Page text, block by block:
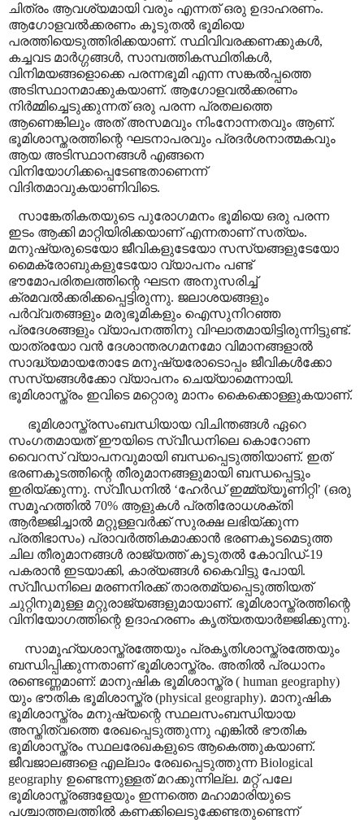
ചിത്രം ആവശ്യമായി വരും എന്നത് ഒരു ഉദാഹരണം.
ആഗോളവൽക്കരണം കൂടുതൽ ഭൂമിയെ
പരത്തിയെടുത്തിരിക്കയാണ്. സ്ഥിവിവരക്കണക്കുകൾ,
കച്ചവട മാർഗ്ഗങ്ങൾ, സാമ്പത്തികസ്ഥിതികൾ,
വിനിമയങ്ങളൊക്കെ പരന്നഭൂമി എന്ന സങ്കൽപ്പത്തെ
അടിസ്ഥാനമാക്കുകയാണ്. ആഗോളവൽക്കരണം
നിർമ്മിച്ചെടുക്കുന്നത് ഒരു പരന്ന പ്രതലത്തെ
ആണെങ്കിലും അത് അസമവും നിംനോന്നതവും ആണ്.
ഭൂമിശാസ്തരത്തിന്റെ ഘടനാപരവും പ്രദർശനാത്മകവും
ആയ അടിസ്ഥാനങ്ങൾ എങ്ങനെ
വിനിയോഗിക്കപ്പെടേണ്ടതാണെന്ന്
വിദിതമാവുകയാണിവിടെ.
സാങ്കേതികതയുടെ പുരോഗമനം ഭൂമിയെ ഒരു പരന്ന
ഇടം ആക്കി മാറ്റിയിരിക്കയാണ് എന്നതാണ് സത്യം.
മനുഷ്യരുടെയോ ജീവികളുടേയോ സസ്യങ്ങളുടേയോ
മൈക്രോബുകളുടേയോ വ്യാപനം പണ്ട്
ഭൗമോപരിതലത്തിന്റെ ഘടന അനുസരിച്ച്
ക്രമവൽക്കരിക്കപ്പെട്ടിരുന്നു. ജലാശയങ്ങളും
പർവ്വതങ്ങളും മരുഭൂമികളും ഐസുനിറഞ്ഞ
പ്രദേശങ്ങളും വ്യാപനത്തിനു വിഘാതമായിട്ടിരുന്നിട്ടുണ്ട്.
യാത്രയോ വൻ ദേശാന്തരഗമനമോ വിമാനങ്ങളാൽ
സാദ്ധ്യമായതോടേ മനുഷ്യരോടൊപ്പം ജീവികൾക്കോ
സസ്യങ്ങൾക്കോ വ്യാപനം ചെയ്യാമെന്നായി.
ഭൂമിശാസ്ത്രം ഇവിടെ മറ്റൊരു മാനം കൈക്കൊള്ളുകയാണ്.
ഭൂമിശാസ്ത്രസംബന്ധിയായ വിചിന്തങ്ങൾ ഏറെ
സംഗതമായത് ഈയിടെ സ്വീഡനിലെ കൊറോണ
വൈറസ് വ്യാപനവുമായി ബന്ധപ്പെടുത്തിയാണ്. ഇത്
ഭരണകൂടത്തിന്റെ തീരുമാനങ്ങളുമായി ബന്ധപ്പെട്ടും
ഇരിയ്ക്കുന്നു. സ്വീഡനിൽ ‘ഹേർഡ് ഇമ്മ്യ്യൂണിറ്റി’ (ഒരു
സമൂഹത്തിൽ 70% ആളുകൾ പ്രതിരോധശക്തി
ആർജ്ജിച്ചാൽ മറ്റുള്ളവർക്ക് സുരക്ഷ ലഭിയ്ക്കുന്ന
പ്രതിഭാസം) പ്രാവർത്തികമാക്കാൻ ഭരണകൂടമെടുത്ത
ചില തീരുമാനങ്ങൾ രാജ്യത്ത് കൂടുതൽ കോവിഡ്-19
പകരാൻ ഇടയാക്കി, കാര്യങ്ങൾ കൈവിട്ടു പോയി.
സ്വീഡനിലെ മരണനിരക്ക് താരതമ്യപ്പെടുത്തിയത്
ചുറ്റിനുമുള്ള മറ്റുരാജ്യങ്ങളുമായാണ്. ഭൂമിശാസ്ത്രത്തിന്റെ
വിനിയോഗത്തിന്റെ ഉദാഹരണം കൃത്യതയാർജ്ജിക്കുന്നു.
സാമൂഹ്യശാസ്ത്രത്തേയും പ്രകൃതിശാസ്ത്രത്തേയും
ബന്ധിപ്പിക്കുന്നതാണ് ഭൂമിശാസ്ത്രം. അതിൽ പ്രധാനം
രണ്ടെണ്ണമാണ്: മാനുഷിക ഭൂമിശാസ്ത്ര ( human geography)
യും ഭൗതിക ഭൂമിശാസ്ത്ര (physical geography). മാനുഷിക
ഭൂമിശാസ്ത്രം മനുഷ്യന്റെ സ്ഥലസംബന്ധിയായ
അസ്തിത്വത്തെ രേഖപ്പെടുത്തുന്നു എങ്കിൽ ഭൗതിക
ഭൂമിശാസ്ത്രം സ്ഥലരേഖകളുടെ ആകെത്തുകയാണ്.
ജീവജാലങ്ങളെ എല്ലാം രേഖപ്പെടുത്തുന്നBiological
geography ഉണ്ടെന്നുള്ളത് മറക്കുന്നില്ല. മറ്റ് പലേ
ഭൂമിശാസ്ത്രങ്ങളേയും ഇന്നത്തെ മഹാമാരിയുടെ
പശ്ചാത്തലത്തിൽ കണക്കിലെടുക്കേണ്ടതുണ്ടെന്ന്